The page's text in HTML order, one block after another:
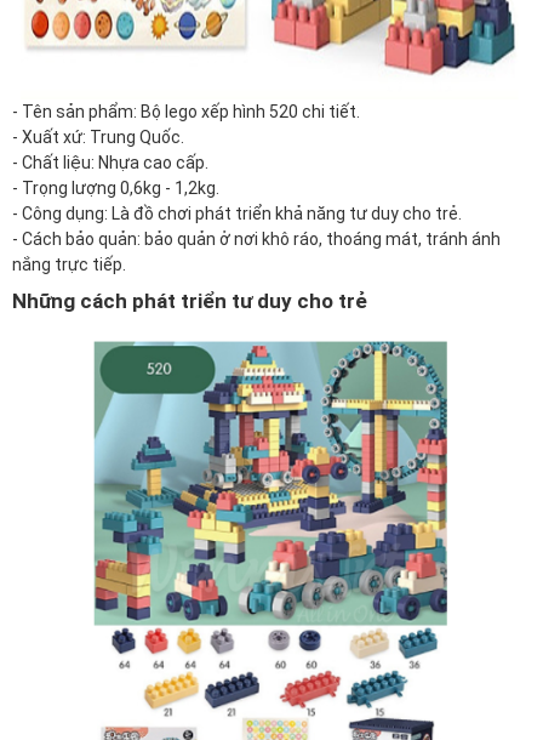
- Tên sản phẩm: Bộ lego xếp hình 520 chi tiết.
- Xuất xứ: Trung Quốc.
- Chất liệu: Nhựa cao cấp.
- Trọng lượng 0,6kg - 1,2kg.
- Công dụng: Là đồ chơi phát triển khả năng tư duy cho trẻ.
- Cách bảo quản: bảo quản ở nơi khô ráo, thoáng mát, tránh ánh
nắng trực tiếp.
Những cách phát triển tư duy cho trẻ